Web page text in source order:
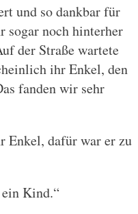
und so dankbar für
sogar noch hinterher
der Straße wartete
ihr Enkel, den
fanden wir sehr
Enkel, dafür war er zu
Kind.“